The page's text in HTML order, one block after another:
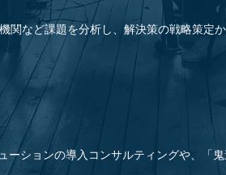
関など課題を分析し、解決策の戦略策定
ションの導入コンサルティングや、「